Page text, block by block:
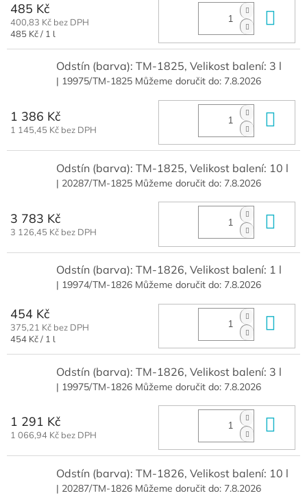
485 Kč
400,83 Kč bez DPH
Měrná
485 Kč / 1 l
Odstín (barva): TM-1825, Velikost balení: 3 l
| 19975/TM-1825 Můžeme doručit do: 7.8.2026
1 386 Kč
1 145,45 Kč bez DPH
Odstín (barva): TM-1825, Velikost balení: 10 l
| 20287/TM-1825 Můžeme doručit do: 7.8.2026
3 783 Kč
3 126,45 Kč bez DPH
Odstín (barva): TM-1826, Velikost balení: 1 l
| 19974/TM-1826 Můžeme doručit do: 7.8.2026
454 Kč
375,21 Kč bez DPH
Měrná
454 Kč / 1 l
Odstín (barva): TM-1826, Velikost balení: 3 l
| 19975/TM-1826 Můžeme doručit do: 7.8.2026
1 291 Kč
1 066,94 Kč bez DPH
Odstín (barva): TM-1826, Velikost balení: 10 l
| 20287/TM-1826 Můžeme doručit do: 7.8.2026